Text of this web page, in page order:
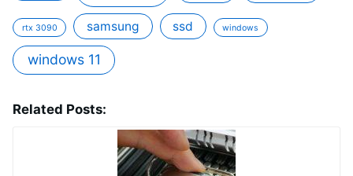
rtx 3090 samsung ssd windows
windows 11
Related Posts: